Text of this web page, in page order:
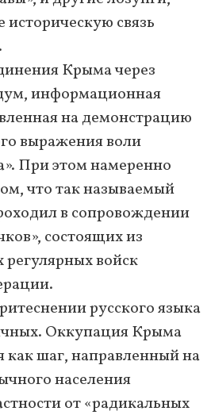
связь
Крыма через
информационная
на демонстрацию
выражения воли
При этом намеренно
что так называемый
в сопровождении
состоящих из
войск
русского языка
Оккупация Крыма
как шаг, направленный на
населения
от «радикальных